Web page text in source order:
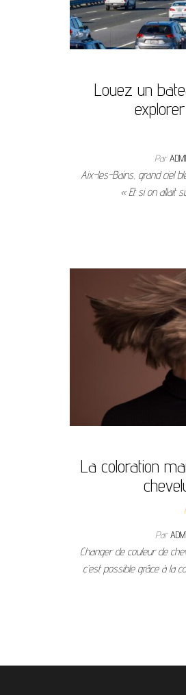
Louez un
Par
Aix-les-Bains, grand ciel
« Et si on allait
La coloration
Par
Changer de couleur de
c’est possible grâce à la